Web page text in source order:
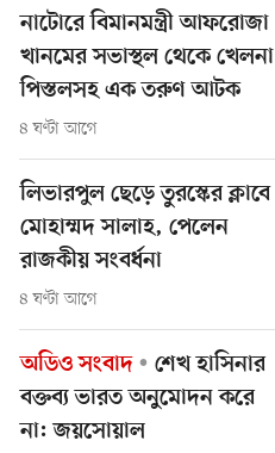
নাটোরে বিমানমন্ত্রী আফরোজা
খানমের সভাস্থল থেকে খেলনা
পিস্তলসহ এক তরুণ আটক
৪ ঘণ্টা আগে
লিভারপুল ছেড়ে তুরস্কের ক্লাবে
মোহাম্মদ সালাহ, পেলেন
রাজকীয় সংবর্ধনা
৪ ঘণ্টা আগে
অডিও সংবাদ
শেখ হাসিনার
বক্তব্য ভারত অনুমোদন করে
না: জয়সোয়াল